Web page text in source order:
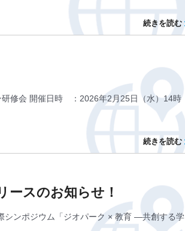
続きを読む
研修会 開催日時 ：2026年2月25日（水）14時
続きを読む
ースのお知らせ！
シンポジウム「ジオパーク × 教育 ―共創する学